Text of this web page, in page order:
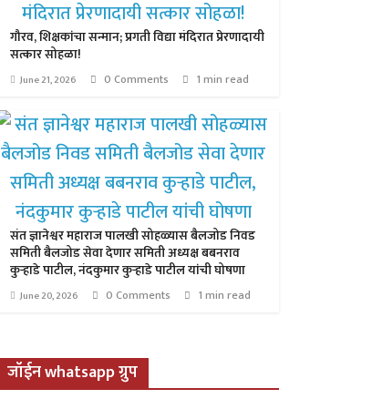
गौरव, शिक्षकांचा सन्मान; प्रगती विद्या मंदिरात प्रेरणादायी
सत्कार सोहळा!
June 21, 2026 0 Comments 1 min read
संत ज्ञानेश्वर महाराज पालखी सोहळ्यास बैलजोड निवड
समिती बैलजोड सेवा देणार समिती अध्यक्ष बबनराव
कुऱ्हाडे पाटील, नंदकुमार कुऱ्हाडे पाटील यांची घोषणा
June 20, 2026 0 Comments 1 min read
जॉईन whatsapp ग्रुप